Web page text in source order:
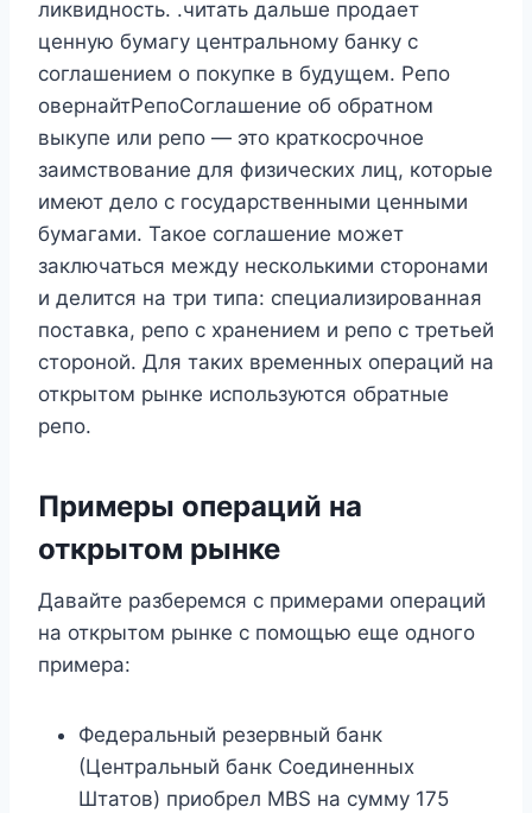
ликвидность. .читать дальше продает
ценную бумагу центральному банку с
соглашением о покупке в будущем. Репо
овернайтРепоСоглашение об обратном
выкупе или репо — это краткосрочное
заимствование для физических лиц, которые
имеют дело с государственными ценными
бумагами. Такое соглашение может
заключаться между несколькими сторонами
и делится на три типа: специализированная
поставка, репо с хранением и репо с третьей
стороной. Для таких временных операций на
открытом рынке используются обратные
репо.
Примеры операций на
открытом рынке
Давайте разберемся с примерами операций
на открытом рынке с помощью еще одного
примера:
Федеральный резервный банк
(Центральный банк Соединенных
Штатов) приобрел MBS на сумму 175